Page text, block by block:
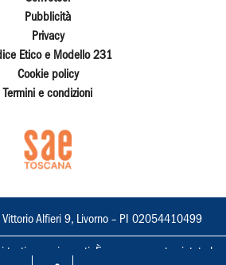
Pubblicità
Privacy
Etico e Modello 231
Cookie policy
Termini e condizioni
Vittorio Alfieri 9, Livorno – PI 02054410499
sono riservati. È espressamente vietata la